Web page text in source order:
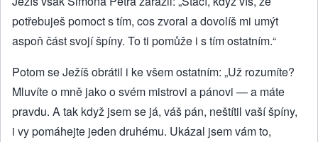
potřebuješ pomoct s tím, cos zvoral a dovolíš mi umýt
aspoň část svojí špíny. To ti pomůže i s tím ostatním.“
Potom se Ježíš obrátil i ke všem ostatním: „Už rozumíte?
Mluvíte o mně jako o svém mistrovi a pánovi — a máte
pravdu. A tak když jsem se já, váš pán, neštítil vaší špíny,
i vy pomáhejte jeden druhému. Ukázal jsem vám to,